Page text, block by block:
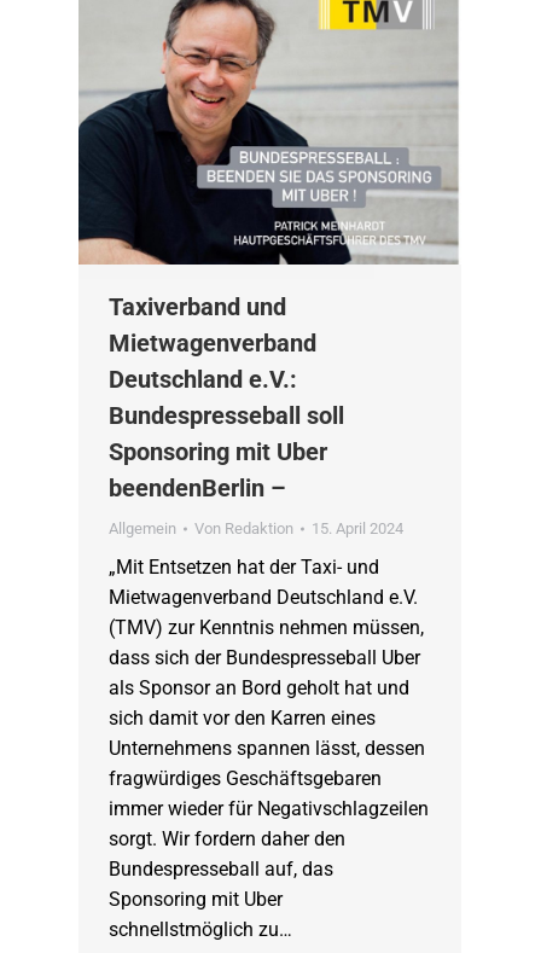
Taxiverband und
Mietwagenverband
Deutschland e.V.:
Bundespresseball soll
Sponsoring mit Uber
beendenBerlin –
Allgemein Von Redaktion 15. April 2024
„Mit Entsetzen hat der Taxi- und
Mietwagenverband Deutschland e.V.
(TMV) zur Kenntnis nehmen müssen,
dass sich der Bundespresseball Uber
als Sponsor an Bord geholt hat und
sich damit vor den Karren eines
Unternehmens spannen lässt, dessen
fragwürdiges Geschäftsgebaren
immer wieder für Negativschlagzeilen
sorgt. Wir fordern daher den
Bundespresseball auf, das
Sponsoring mit Uber
schnellstmöglich zu…